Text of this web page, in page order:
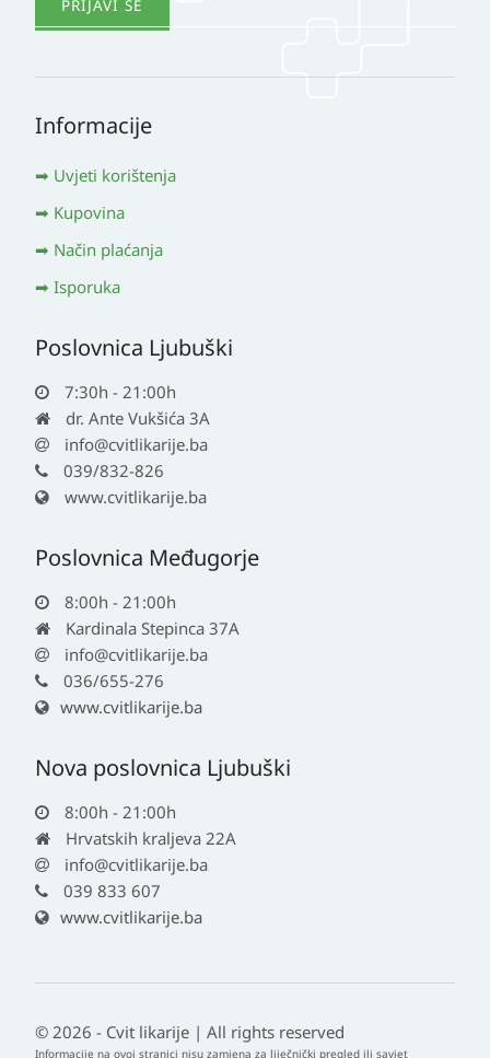
Informacije
Uvjeti korištenja
Kupovina
Način plaćanja
Isporuka
Poslovnica Ljubuški
7:30h - 21:00h
dr. Ante Vukšića 3A
info@cvitlikarije.ba
039/832-826
www.cvitlikarije.ba
Poslovnica Međugorje
8:00h - 21:00h
Kardinala Stepinca 37A
info@cvitlikarije.ba
036/655-276
www.cvitlikarije.ba
Nova poslovnica Ljubuški
8:00h - 21:00h
Hrvatskih kraljeva 22A
info@cvitlikarije.ba
039 833 607
www.cvitlikarije.ba
© 2026 - Cvit likarije | All rights reserved
Informacije na ovoj stranici nisu zamjena za liječnički pregled ili savjet